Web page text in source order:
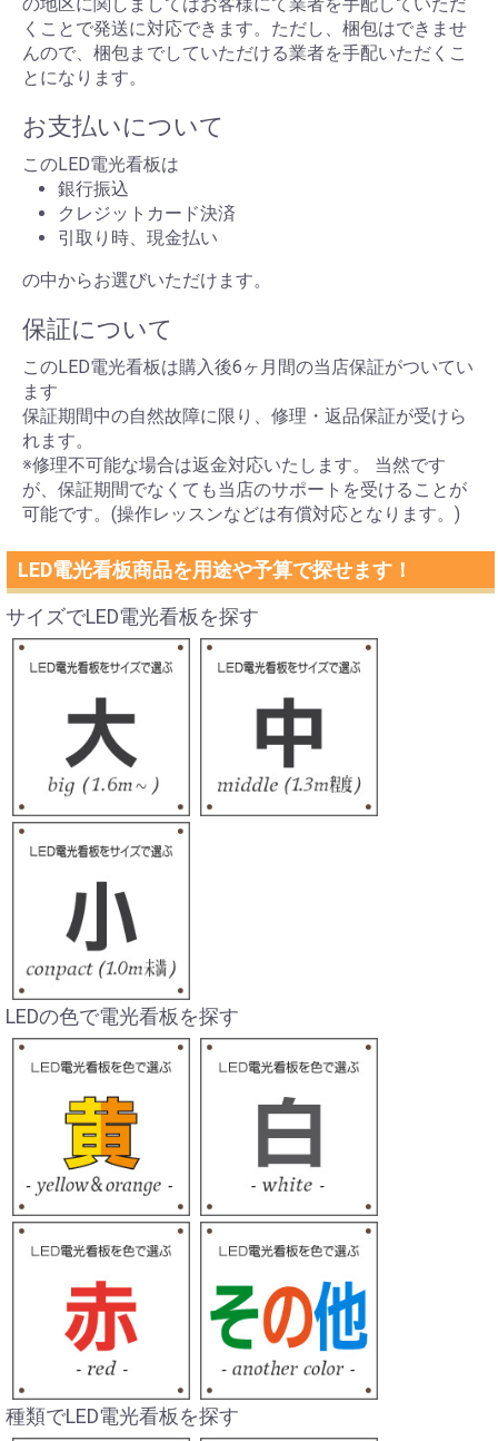
くことで発送に対応できます。ただし、梱包はできませ
んので、梱包までしていただける業者を手配いただくこ
とになります。
お支払いについて
このLED電光看板は
銀行振込
クレジットカード決済
引取り時、現金払い
の中からお選びいただけます。
保証について
このLED電光看板は購入後6ヶ月間の当店保証がついてい
ます
保証期間中の自然故障に限り、修理・返品保証が受けら
れます。
※修理不可能な場合は返金対応いたします。 当然です
が、保証期間でなくても当店のサポートを受けることが
可能です。(操作レッスンなどは有償対応となります。)
LED電光看板商品を用途や予算で探せます！
サイズでLED電光看板を探す
LEDの色で電光看板を探す
種類でLED電光看板を探す